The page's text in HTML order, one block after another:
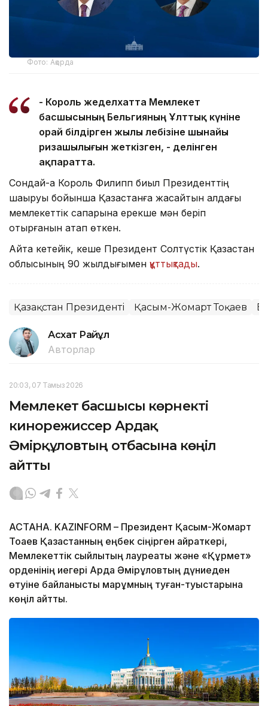
Фото: Ақорда
- Король жеделхатта Мемлекет
басшысының Бельгияның Ұлттық күніне
орай білдірген жылы лебізіне шынайы
ризашылығын жеткізген, - делінген
ақпаратта.
Сондай-ақ Король Филипп биыл Президенттің
шақыруы бойынша Қазақстанға жасайтын алдағы
мемлекеттік сапарына ерекше мән беріп
отырғанын атап өткен.
Айта кетейік, кеше Президент Солтүстік Қазақстан
облысының 90 жылдығымен құттықтады.
Қазақстан Президенті Қасым-Жомарт Тоқаев
Асхат Райқұл
Авторлар
20:03, 07 Тамыз 2026
Мемлекет басшысы көрнекті
кинорежиссер Ардақ
Әмірқұловтың отбасына көңіл
айтты
АСТАНА. KAZINFORM – Президент Қасым-Жомарт
Тоқаев Қазақстанның еңбек сіңірген қайраткері,
Мемлекеттік сыйлықтың лауреаты және «Құрмет»
орденінің иегері Ардақ Әмірқұловтың дүниеден
өтуіне байланысты марқұмның туған-туыстарына
көңіл айтты.